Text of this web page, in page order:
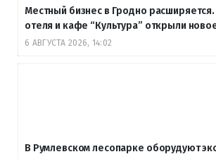
Местный бизнес в Гродно
отеля и кафе “Культура” открыли
6 АВГУСТА 2026, 14:02
В Румлевском лесопарке оборудуют